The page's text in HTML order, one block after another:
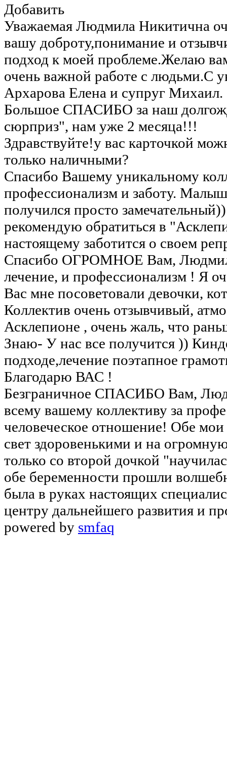
Добавить
Уважаемая Людмила Никитична
вашу доброту,понимание и
подход к моей проблеме.Желаю
очень важной работе с людьми.С
Архарова Елена и супруг Михаил.
Большое СПАСИБО за наш
сюрприз", нам уже 2 месяца!!!
Здравствуйте!у вас карточкой
только наличными?
Спасибо Вашему уникальному
профессионализм и заботу.
получился просто
рекомендую обратиться в
настоящему заботится о своем
Спасибо ОГРОМНОЕ Вам,
лечение, и профессионализм ! Я
Вас мне посоветовали девочки,
Коллектив очень отзывчивый,
Асклепионе , очень жаль, что
Знаю- У нас все получится ))
подходе,лечение поэтапное
Благодарю ВАС !
Безграничное СПАСИБО Вам,
всему вашему коллективу за
человеческое отношение! Обе мои
свет здоровенькими и на
только со второй дочкой
обе беременности прошли
была в руках настоящих
центру дальнейшего развития и
powered by smfaq